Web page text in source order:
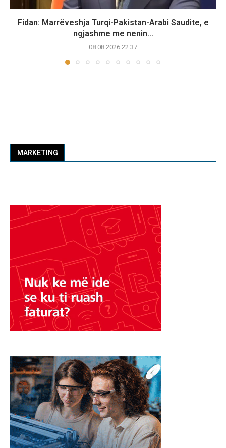
Fidan: Marrëveshja Turqi-Pakistan-Arabi Saudite, e
ngjashme me nenin...
08.08.2026 22:37
MARKETING